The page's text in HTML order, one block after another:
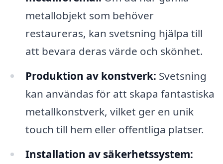
metallobjekt som behöver
restaureras, kan svetsning hjälpa till
att bevara deras värde och skönhet.
Produktion av konstverk: Svetsning
kan användas för att skapa fantastiska
metallkonstverk, vilket ger en unik
touch till hem eller offentliga platser.
Installation av säkerhetssystem: